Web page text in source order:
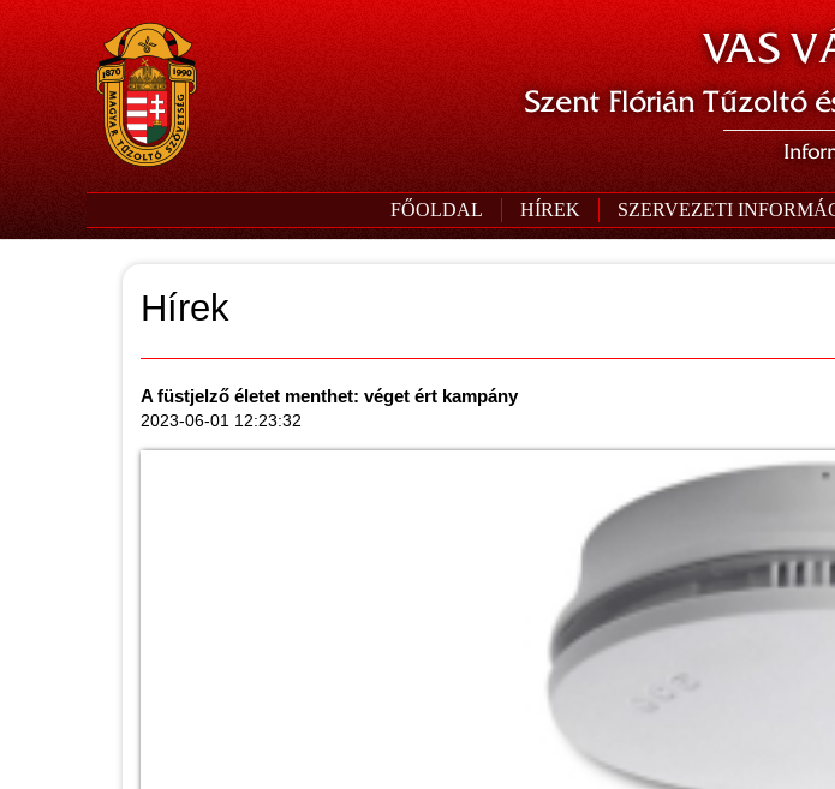
VAS
Szent Flórián Tűzoltó
FŐOLDAL HÍREK SZERVEZETI
Hírek
A füstjelző életet menthet: véget ért kampány
2023-06-01 12:23:32